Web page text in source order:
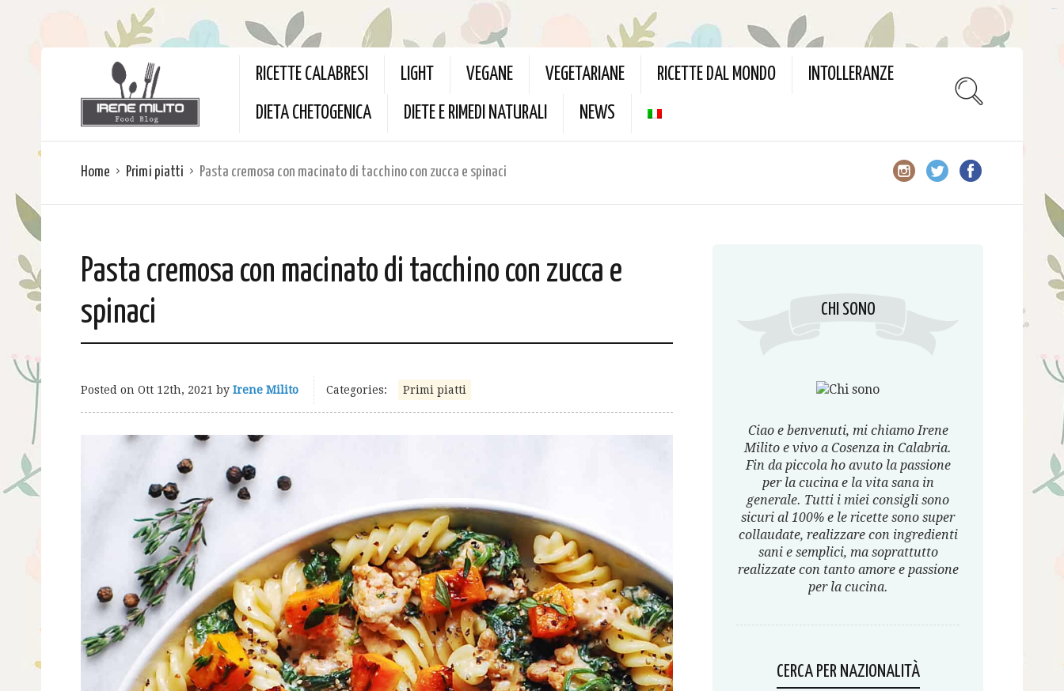
RICETTE CALABRESI LIGHT VEGANE VEGETARIANE RICETTE DAL MONDO INTOLLERANZE
DIETA CHETOGENICA DIETE E RIMEDI NATURALI NEWS
Home Primi piatti Pasta cremosa con macinato di tacchino con zucca e spinaci
Pasta cremosa con macinato di tacchino con zucca e
spinaci
Posted on Ott 12th, 2021 by Irene Milito Categories: Primi piatti
CHI SONO
Ciao e benvenuti, mi chiamo Irene
Milito e vivo a Cosenza in Calabria.
Fin da piccola ho avuto la passione
per la cucina e la vita sana in
generale. Tutti i miei consigli sono
sicuri al 100% e le ricette sono super
collaudate, realizzare con ingredienti
sani e semplici, ma soprattutto
realizzate con tanto amore e passione
per la cucina.
CERCA PER NAZIONALITÀ